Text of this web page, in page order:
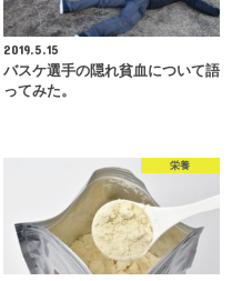
2019.5.15
バスケ選手の隠れ貧血について語
ってみた。
栄養